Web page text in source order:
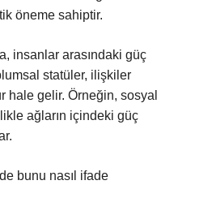
öneme sahiptir.
insanlar arasındaki güç
statüler, ilişkiler
hale gelir. Örneğin, sosyal
ağların içindeki güç
bunu nasıl ifade